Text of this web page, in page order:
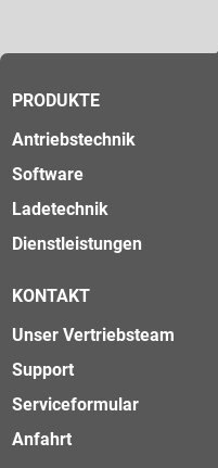
PRODUKTE
Antriebstechnik
Software
Ladetechnik
Dienstleistungen
KONTAKT
Unser Vertriebsteam
Support
Serviceformular
Anfahrt